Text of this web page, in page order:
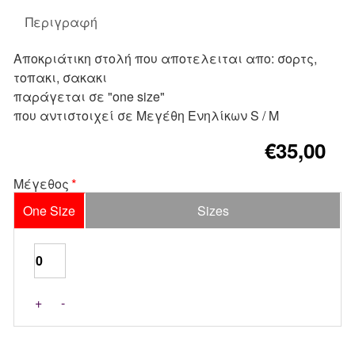
Περιγραφή
Αποκριάτικη στολή που αποτελειται απο: σορτς,
τοπακι, σακακι
παράγεται σε "one size"
που αντιστοιχεί σε Μεγέθη Ενηλίκων S / M
€35,00
Μέγεθος
One Size
Sizes
+ -